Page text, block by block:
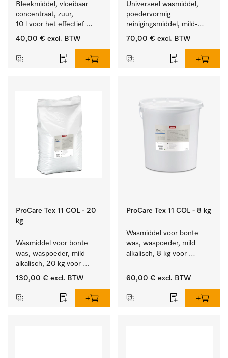
Bleekmiddel, vloeibaar
concentraat, zuur,
10 l voor het effectief
verwijderen van
40,00 € excl. BTW
Universeel wasmiddel,
poedervormig
reinigingsmiddel, mild-
alkalisch, 20 kg voor het
en kleurechte bonte was.
70,00 € excl. BTW
ProCare Tex 11 COL - 20
kg
Wasmiddel voor bonte
was, waspoeder, mild
alkalisch, 20 kg voor
behoud van kleur en
was.
130,00 € excl. BTW
ProCare Tex 11 COL - 8 kg
Wasmiddel voor bonte
was, waspoeder, mild
alkalisch, 8 kg voor
reiniging van de bonte
60,00 € excl. BTW